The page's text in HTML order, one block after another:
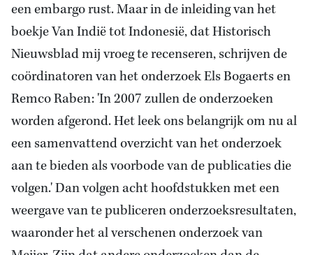
een embargo rust. Maar inde inleiding van het
boekje Van Indië tot Indonesië, dat Historisch
Nieuwsblad mij vroeg te recenseren, schrijvende
coördinatoren van hetonderzoek Els Bogaerts en
Remco Raben: 'In 2007 zullen de onderzoeken
worden afgerond. Het leek ons belangrijk om nu al
een samenvattend overzicht van het onderzoek
aan te bieden als voorbode van de publicaties die
volgen.' Dan volgen acht hoofdstukken met een
weergave van te publiceren onderzoeksresultaten,
waaronder het al verschenen onderzoek van